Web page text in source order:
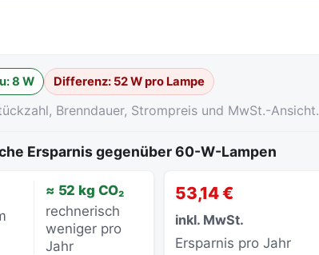
8 W Differenz: 52 W pro Lampe
Brenndauer, Strompreis und MwSt.-Ansicht.
Ersparnis gegenüber 60-W-Lampen
≈ 52 kg CO₂
rechnerisch
weniger pro
Jahr
53,14 €
inkl. MwSt.
Ersparnis pro Jahr